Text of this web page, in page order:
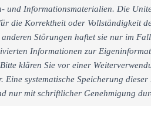
und Informationsmaterialien. Die
die Korrektheit oder Vollständigkeit
Störungen haftet sie nur im
Informationen zur
klären Sie vor einer
Eine systematische Speicherung
nur mit schriftlicher Genehmigung